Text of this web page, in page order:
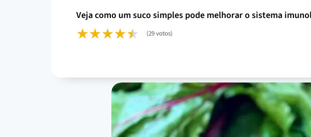
veja como um suco simples pode melhorar o sistema
(29 votos)